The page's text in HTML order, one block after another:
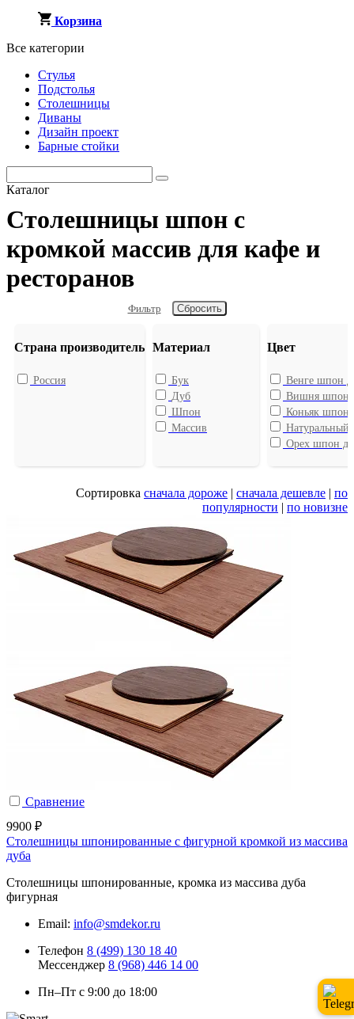
Корзина
Все категории
Стулья
Подстолья
Столешницы
Диваны
Дизайн проект
Барные стойки
Каталог
Столешницы шпон с
кромкой массив для кафе и
ресторанов
Фильтр
Страна производитель
Россия
Материал
Бук
Дуб
Шпон
Массив
Цвет
Венге шпон
Вишня шпон
Коньяк шпон
Орех шпон
Сортировка сначала дороже | сначала дешевле | по
популярности | по новизне
Сравнение
9900 ₽
Столешницы шпонированные с фигурной кромкой из массива
дуба
Столешницы шпонированные, кромка из массива дуба
фигурная
Email: info@smdekor.ru
Телефон 8 (499) 130 18 40
Мессенджер 8 (968) 446 14 00
Пн–Пт с 9:00 до 18:00